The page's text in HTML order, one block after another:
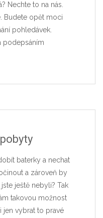
Nechte to na nás.
Budete opět moci
pohledávek.
podepsáním
baterky a nechat
a zároveň by
ještě nebyli? Tak
takovou možnost
jen vybrat to pravé